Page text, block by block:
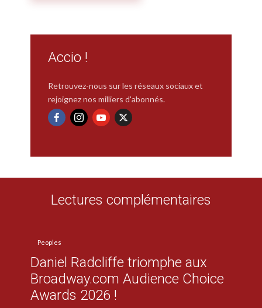
Accio !
Retrouvez-nous sur les réseaux sociaux et
rejoignez nos milliers d'abonnés.
Lectures complémentaires
Peoples
Daniel Radcliffe triomphe aux
Broadway.com Audience Choice
Awards 2026 !